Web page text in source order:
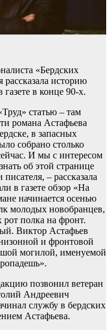
«Бердских
рассказала историю
в конце 90-х.
статью – там
романа Астафьева
в запасных
собрано столько
И мы с интересом
об этой странице
– рассказала
в газете обзор «На
начинается осенью
молодых новобранцев,
рот полка на фронт.
Виктор Астафьев
и фронтовой
могилой, именуемой
позвонил ветеран
Андреевич
службу в бердских
Астафьева.